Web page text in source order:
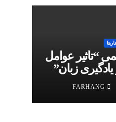
“تأثیر عوامل
زبان”
FARHANG